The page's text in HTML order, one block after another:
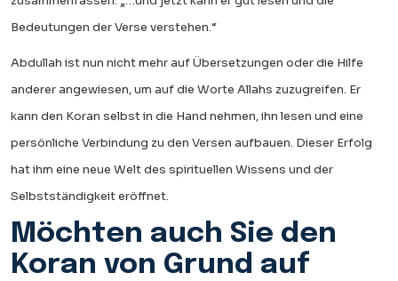
Bedeutungen der Verse verstehen.“
Abdullah ist nun nicht mehr auf Übersetzungen oder die Hilfe
anderer angewiesen, um auf die Worte Allahs zuzugreifen. Er
kann den Koran selbst in die Hand nehmen, ihn lesen und eine
persönliche Verbindung zu den Versen aufbauen. Dieser Erfolg
hat ihm eine neue Welt des spirituellen Wissens und der
Selbstständigkeit eröffnet.
Möchten auch Sie den
Koran von Grund auf